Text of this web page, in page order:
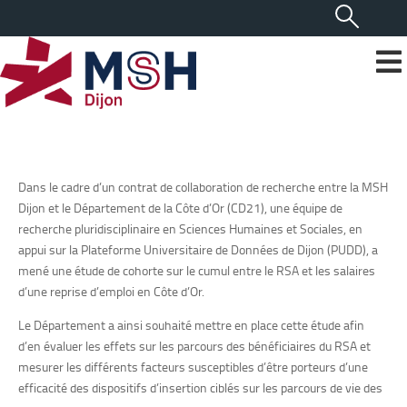
Dans le cadre d’un contrat de collaboration de recherche entre la MSH
Dijon et le Département de la Côte d’Or (CD21), une équipe de
recherche pluridisciplinaire en Sciences Humaines et Sociales, en
appui sur la Plateforme Universitaire de Données de Dijon (PUDD), a
mené une étude de cohorte sur le cumul entre le RSA et les salaires
d’une reprise d’emploi en Côte d’Or.
Le Département a ainsi souhaité mettre en place cette étude afin
d’en évaluer les effets sur les parcours des bénéficiaires du RSA et
mesurer les différents facteurs susceptibles d’être porteurs d’une
efficacité des dispositifs d’insertion ciblés sur les parcours de vie des